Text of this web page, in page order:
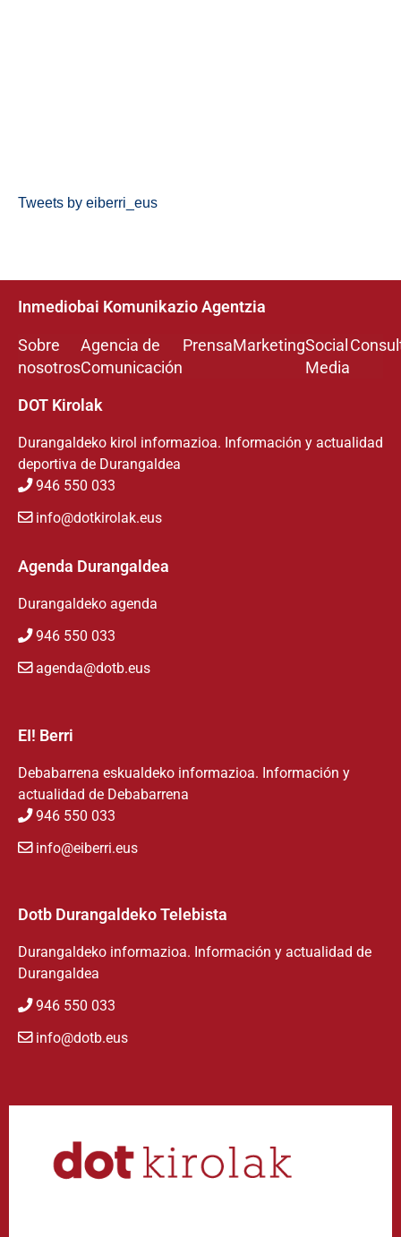
Tweets by eiberri_eus
Inmediobai Komunikazio Agentzia
Sobre
nosotros
Agencia de
Comunicación
PrensaMarketingSocial
Media
DOT Kirolak
Durangaldeko kirol informazioa. Información y actualidad
deportiva de Durangaldea
946 550 033
info@dotkirolak.eus
Agenda Durangaldea
Durangaldeko agenda
946 550 033
agenda@dotb.eus
EI! Berri
Debabarrena eskualdeko informazioa. Información y
actualidad de Debabarrena
946 550 033
info@eiberri.eus
Dotb Durangaldeko Telebista
Durangaldeko informazioa. Información y actualidad de
Durangaldea
946 550 033
info@dotb.eus